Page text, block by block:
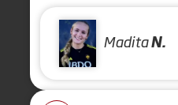
MaditaN.